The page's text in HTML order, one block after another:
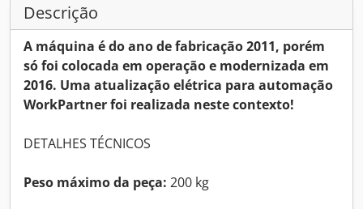
Descrição
A máquina é do ano de fabricação 2011, porém
só foi colocada em operação e modernizada em
2016. Uma atualização elétrica para automação
WorkPartner foi realizada neste contexto!
DETALHES TÉCNICOS
Peso máximo da peça: 200 kg